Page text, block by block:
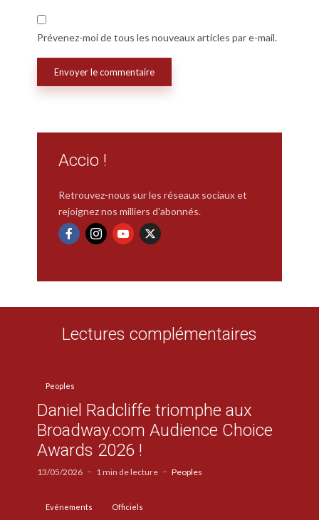
Prévenez-moi de tous les nouveaux articles par e-mail.
Accio !
Retrouvez-nous sur les réseaux sociaux et
rejoignez nos milliers d'abonnés.
Lectures complémentaires
Peoples
Daniel Radcliffe triomphe aux
Broadway.com Audience Choice
Awards 2026 !
13/05/2026 1 min de lecture Peoples
Evénements Officiels